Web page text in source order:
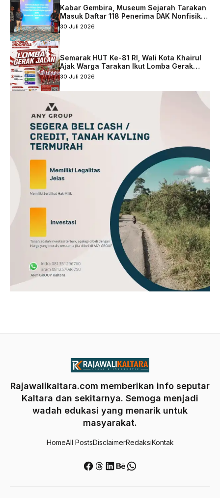
Kabar Gembira, Museum Sejarah Tarakan
Masuk Daftar 118 Penerima DAK Nonfisik
2027
30 Juli 2026
Semarak HUT Ke-81 RI, Wali Kota Khairul
Ajak Warga Tarakan Ikut Lomba Gerak
Jalan
30 Juli 2026
Rajawalikaltara.com memberikan info seputar
Kaltara dan sekitarnya. Semoga menjadi
wadah edukasi yang menarik untuk
masyarakat.
HomeAll PostsDisclaimerRedaksiKontak
Facebook
Threads
LinkedIn
Behance
WhatsApp